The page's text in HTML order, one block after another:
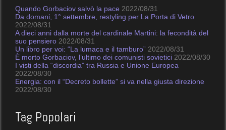
Quando Gorbaciov salvò la pace 2022/08/31
Da domani, 1° settembre, restyling per La Porta di Vetro
2022/08/31
A dieci anni dalla morte del cardinale Martini: la fecondità del
suo pensiero 2022/08/31
Un libro per voi: “La lumaca e il tamburo” 2022/08/31
È morto Gorbaciov, l’ultimo dei comunisti sovietici 2022/08/30
I visti della “discordia” tra Russia e Unione Europea
2022/08/30
Energia: con il “Decreto bollette” si va nella giusta direzione
2022/08/30
Tag Popolari